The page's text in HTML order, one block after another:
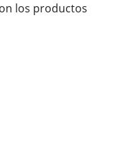
los productos